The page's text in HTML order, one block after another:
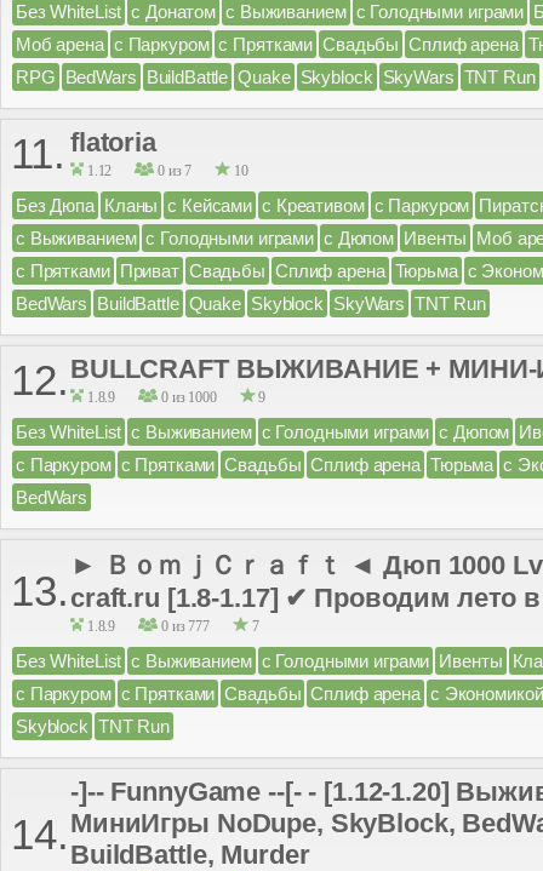
Без WhiteList с Донатом с Выживанием с Голодными играми
Моб арена с Паркуром с Прятками Свадьбы Сплиф арена
RPG BedWars BuildBattle Quake Skyblock SkyWars TNT Run
11. flatoria
1.12 0 из 7 10
Без Дюпа Кланы с Кейсами с Креативом с Паркуром
с Выживанием с Голодными играми с Дюпом Ивенты Моб
с Прятками Приват Свадьбы Сплиф арена Тюрьма с
BedWars BuildBattle Quake Skyblock SkyWars TNT Run
12. BULLCRAFT ВЫЖИВАНИЕ +
1.8.9 0 из 1000 9
Без WhiteList с Выживанием с Голодными играми с Дюпом
с Паркуром с Прятками Свадьбы Сплиф арена Тюрьма с
BedWars
13.
► ＢｏｍｊＣｒａｆｔ ◄ Дюп 1000
craft.ru [1.8-1.17] ✔ Проводим лето
1.8.9 0 из 777 7
Без WhiteList с Выживанием с Голодными играми Ивенты
с Паркуром с Прятками Свадьбы Сплиф арена с Экономикой
Skyblock TNT Run
14.
-]-- FunnyGame --[- - [1.12-1.20]
МиниИгры NoDupe, SkyBlock,
BuildBattle, Murder